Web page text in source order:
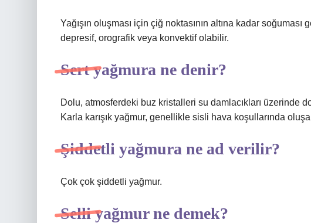
Yağışın oluşması için çiğ noktasının altına kadar
depresif, orografik veya konvektif olabilir.
Sert yağmura ne denir?
Dolu, atmosferdeki buz kristalleri su damlacıkları üzerinde
Karla karışık yağmur, genellikle sisli hava koşullarında
Şiddetli yağmura ne ad verilir?
Çok çok şiddetli yağmur.
Selli yağmur ne demek?